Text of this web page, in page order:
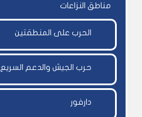
مناطق النزاعات
الحرب على المنطقتين
حرب الجيش والدعم السريع
دارفور